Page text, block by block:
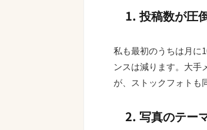
1. 投稿数が圧
私も最初のうちは月に
ンスは減ります。大手
が、ストックフォトも
2. 写真のテー